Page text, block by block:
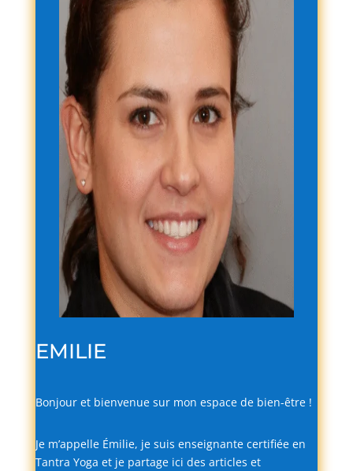
EMILIE
Bonjour et bienvenue sur mon espace de bien-être !
Je m’appelle Émilie, je suis enseignante certifiée en
Tantra Yoga et je partage ici des articles et